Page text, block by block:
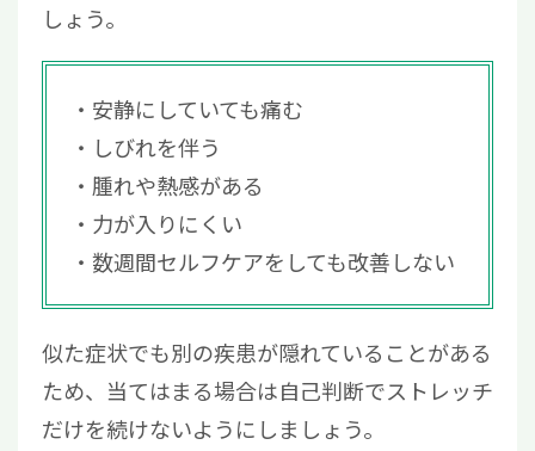
しょう。
安静にしていても痛む
しびれを伴う
腫れや熱感がある
力が入りにくい
数週間セルフケアをしても改善しない
似た症状でも別の疾患が隠れていることがある
ため、当てはまる場合は自己判断でストレッチ
だけを続けないようにしましょう。